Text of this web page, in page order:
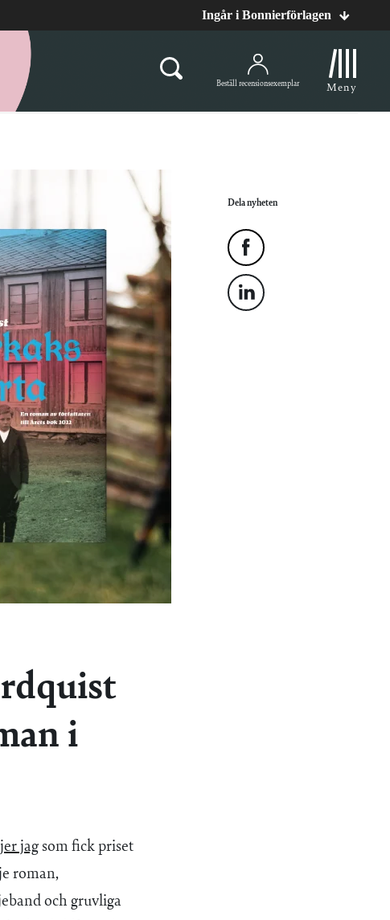
Ingår i Bonnierförlagen
Beställ recensionsexemplar Meny
Dela nyheten
i
jagsom fick priset
roman,
och gruvliga